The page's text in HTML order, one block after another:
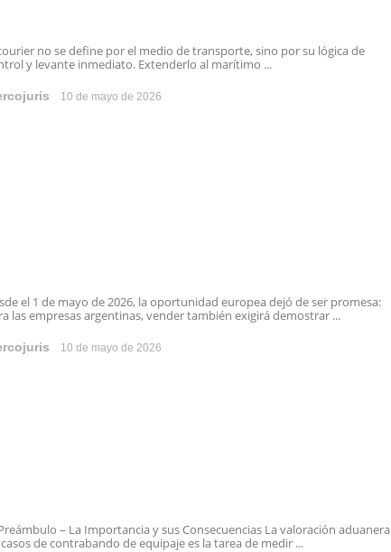
no se define por el medio de transporte, sino por su lógica de
y levante inmediato. Extenderlo al marítimo ...
10 de mayo de 2026
el 1 de mayo de 2026, la oportunidad europea dejó de ser promesa:
las empresas argentinas, vender también exigirá demostrar ...
10 de mayo de 2026
– La Importancia y sus Consecuencias La valoración aduanera
de contrabando de equipaje es la tarea de medir ...